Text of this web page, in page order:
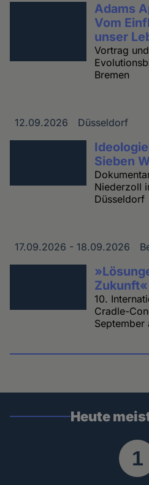
Adams
Vom
unser
Vortrag
Bremen
Datum
12.09.2026
Ort Düsseldorf
Sieben
Niederzoll
Düsseldorf
Datum
17.09.2026 - 18.09.2026
Ort
Zukunft«
10.
Cradle-
September
Heute